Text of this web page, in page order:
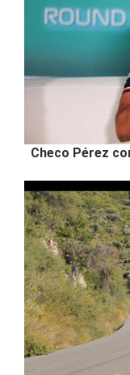
Checo Pérez